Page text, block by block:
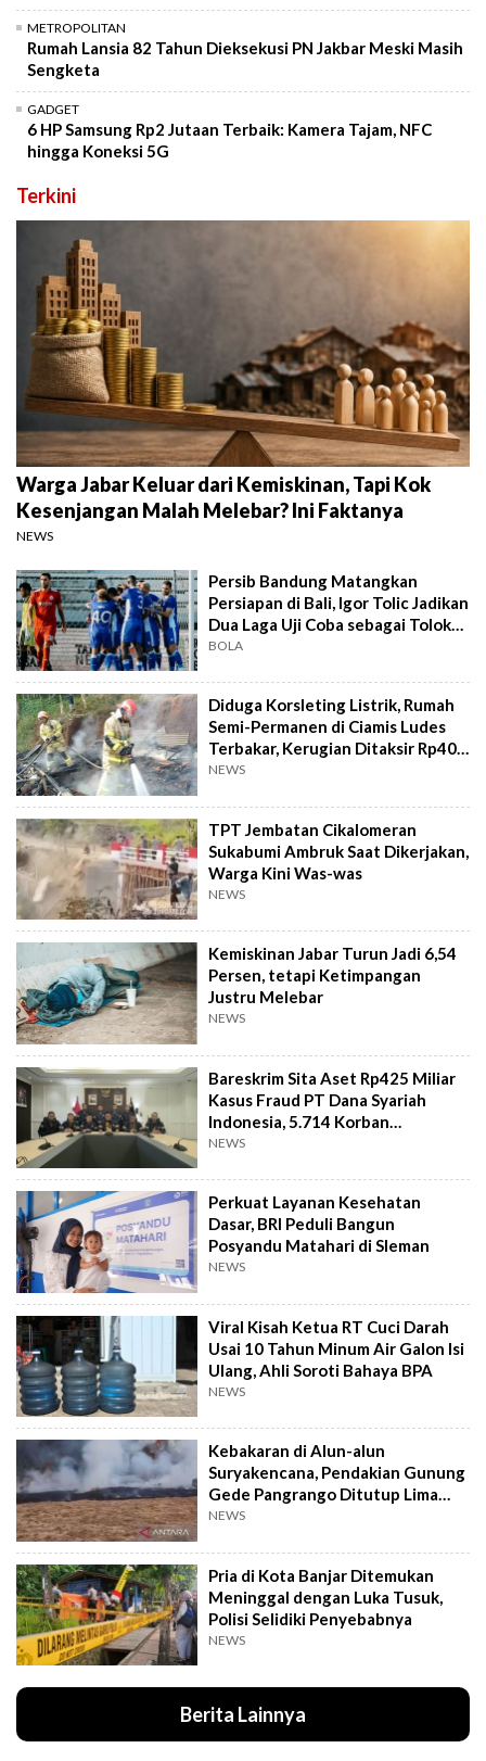
METROPOLITAN
Rumah Lansia 82 Tahun Dieksekusi PN Jakbar Meski Masih
Sengketa
GADGET
6 HP Samsung Rp2 Jutaan Terbaik: Kamera Tajam, NFC
hingga Koneksi 5G
Terkini
Warga Jabar Keluar dari Kemiskinan, Tapi Kok
Kesenjangan Malah Melebar? Ini Faktanya
NEWS
Persib Bandung Matangkan
Persiapan di Bali, Igor Tolic Jadikan
Dua Laga Uji Coba sebagai Tolok
Ukur
BOLA
Diduga Korsleting Listrik, Rumah
Semi-Permanen di Ciamis Ludes
Terbakar, Kerugian Ditaksir Rp40
Juta
NEWS
TPT Jembatan Cikalomeran
Sukabumi Ambruk Saat Dikerjakan,
Warga Kini Was-was
NEWS
Kemiskinan Jabar Turun Jadi 6,54
Persen, tetapi Ketimpangan
Justru Melebar
NEWS
Bareskrim Sita Aset Rp425 Miliar
Kasus Fraud PT Dana Syariah
Indonesia, 5.714 Korban
Terverifikasai
NEWS
Perkuat Layanan Kesehatan
Dasar, BRI Peduli Bangun
Posyandu Matahari di Sleman
NEWS
Viral Kisah Ketua RT Cuci Darah
Usai 10 Tahun Minum Air Galon Isi
Ulang, Ahli Soroti Bahaya BPA
NEWS
Kebakaran di Alun-alun
Suryakencana, Pendakian Gunung
Gede Pangrango Ditutup Lima
Hari
NEWS
Pria di Kota Banjar Ditemukan
Meninggal dengan Luka Tusuk,
Polisi Selidiki Penyebabnya
NEWS
Berita Lainnya